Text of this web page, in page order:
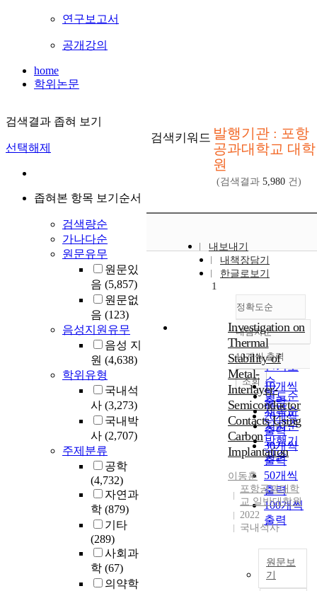
연구보고서
공개강의
home
학위논문
검색결과 좁혀 보기
선택해제
좁혀본 항목 보기순서
검색량순
가나다순
원문유무
원문있
음 (5,857)
원문없
음 (123)
음성지원유무
음성 지
원 (4,638)
학위유형
국내석
사 (3,273)
국내박
사 (2,707)
주제분류
공학
(4,732)
자연과
학 (879)
기타
(289)
사회과
학 (67)
의약학
검색키워드 발행기관 : 포항
공과대학교 대학
원
(검색결과 5,980 건)
내보내기
내책장담기
한글로보기
정확도순
정확도
순
인기도
순
연도순
제목순
저자순
발행기
관순
내림차순
내림차순
10개씩 출력
10개씩
출력
20개씩
출력
30개씩
출력
50개씩
출력
100개씩
출력
조회
1
Investigation on
Thermal
Stability of
Metal-
Interlayer-
Semiconductor
Contacts Using
Carbon
Implantation
이동훈
포항공과대학
교 일반대학원
2022
국내석사
원문보
기